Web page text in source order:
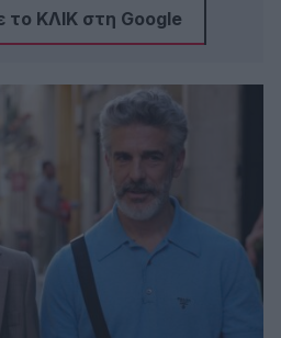
το ΚΛΙΚ στη Google